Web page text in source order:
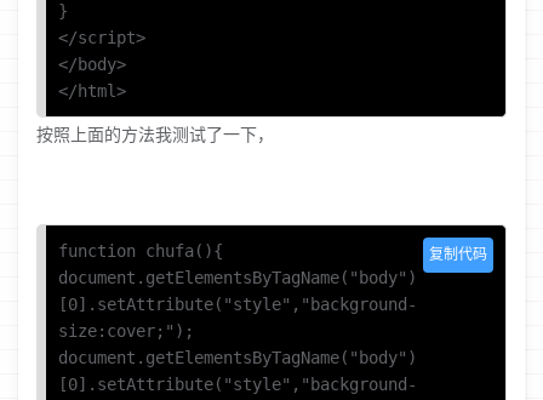
}
</script>
</body>
</html>
按照上面的方法我测试了一下，
复制代码
function chufa(){
document.getElementsByTagName("body")
[0].setAttribute("style","background-
size:cover;");
document.getElementsByTagName("body")
[0].setAttribute("style","background-